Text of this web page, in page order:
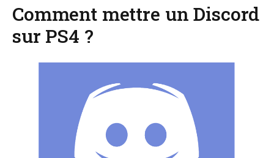
Comment mettre un Discord
sur PS4 ?